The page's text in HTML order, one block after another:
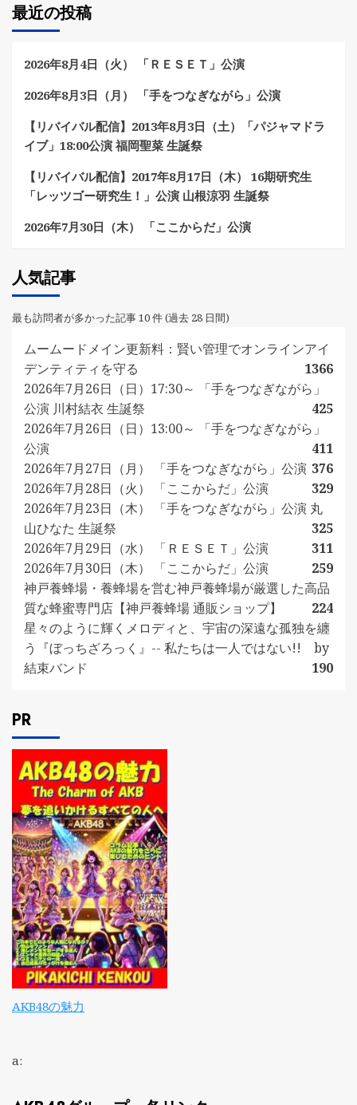
最近の投稿
2026年8月4日（火） 「ＲＥＳＥＴ」公演
2026年8月3日（月） 「手をつなぎながら」公演
【リバイバル配信】2013年8月3日（土）「パジャマドラ
イブ」18:00公演 福岡聖菜 生誕祭
【リバイバル配信】2017年8月17日（木） 16期研究生
「レッツゴー研究生！」公演 山根涼羽 生誕祭
2026年7月30日（木） 「ここからだ」公演
人気記事
最も訪問者が多かった記事 10 件 (過去 28 日間)
ムームードメイン更新料：賢い管理でオンラインアイ
デンティティを守る
1366
2026年7月26日（日）17:30～ 「手をつなぎながら」
公演 川村結衣 生誕祭
425
2026年7月26日（日）13:00～ 「手をつなぎながら」
公演
411
2026年7月27日（月） 「手をつなぎながら」公演 376
2026年7月28日（火） 「ここからだ」公演
329
2026年7月23日（木） 「手をつなぎながら」公演 丸
山ひなた 生誕祭
325
2026年7月29日（水） 「ＲＥＳＥＴ」公演
311
2026年7月30日（木） 「ここからだ」公演
259
神戸養蜂場・養蜂場を営む神戸養蜂場が厳選した高品
質な蜂蜜専門店【神戸養蜂場 通販ショップ】
224
星々のように輝くメロディと、宇宙の深遠な孤独を纏
う『ぼっちざろっく』-- 私たちは一人ではない!! by
結束バンド
190
PR
AKB48の魅力
a: